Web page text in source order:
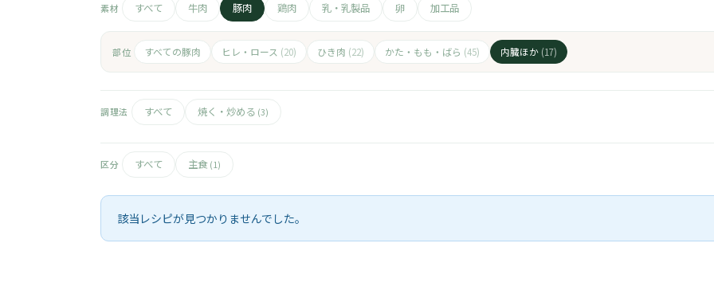
素材 すべて 牛肉 豚肉 鶏肉 乳・乳製品 卵 加工品
部位 すべての豚肉 ヒレ・ロース (20) ひき肉 (22) かた・もも・ばら (45) 内臓ほか (17)
調理法 すべて 焼く・炒める (3)
区分 すべて 主食 (1)
該当レシピが見つかりませんでした。